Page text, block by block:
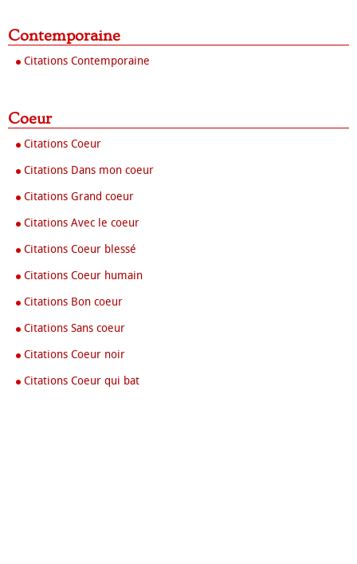
Contemporaine
Citations Contemporaine
Coeur
Citations Coeur
Citations Dans mon coeur
Citations Grand coeur
Citations Avec le coeur
Citations Coeur blessé
Citations Coeur humain
Citations Bon coeur
Citations Sans coeur
Citations Coeur noir
Citations Coeur qui bat